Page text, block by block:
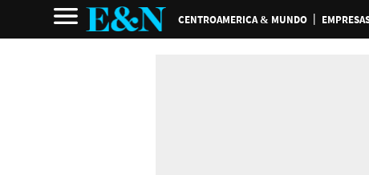
CENTROAMERICA & MUNDO